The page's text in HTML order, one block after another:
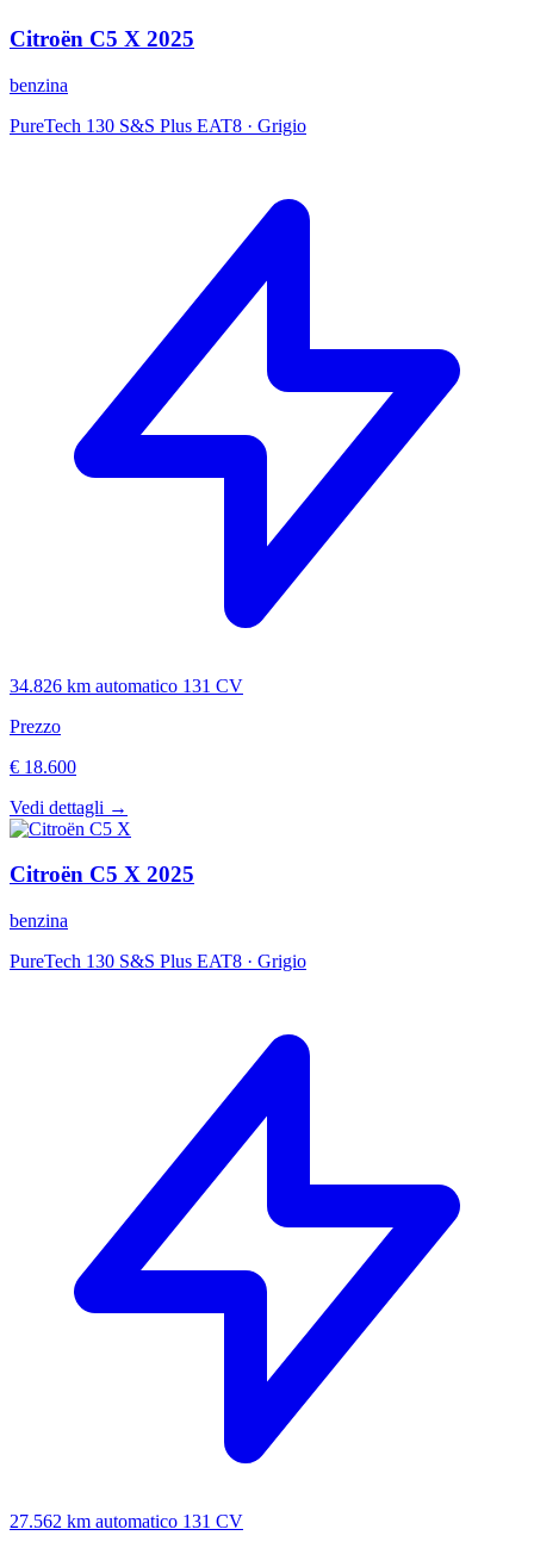
Citroën C5 X 2025
benzina
PureTech 130 S&S Plus EAT8 · Grigio
34.826 km automatico 131 CV
Prezzo
€ 18.600
Vedi dettagli →
Citroën C5 X 2025
benzina
PureTech 130 S&S Plus EAT8 · Grigio
27.562 km automatico 131 CV